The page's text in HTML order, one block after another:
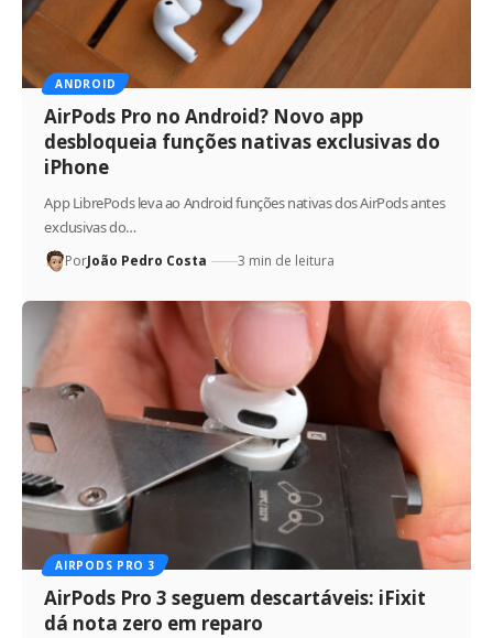
ANDROID
AirPods Pro no Android? Novo app
desbloqueia funções nativas exclusivas do
iPhone
App LibrePods leva ao Android funções nativas dos AirPods antes
exclusivas do…
PorJoão Pedro Costa 3 min de leitura
AIRPODS PRO 3
AirPods Pro 3 seguem descartáveis: iFixit
dá nota zero em reparo